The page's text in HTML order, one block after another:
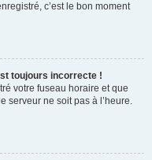
c’est le bon moment
toujours incorrecte !
votre fuseau horaire et que
serveur ne soit pas à l’heure.